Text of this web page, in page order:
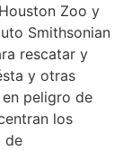
Zoo y
Smithsonian
rescatar y
y otras
peligro de
los
de